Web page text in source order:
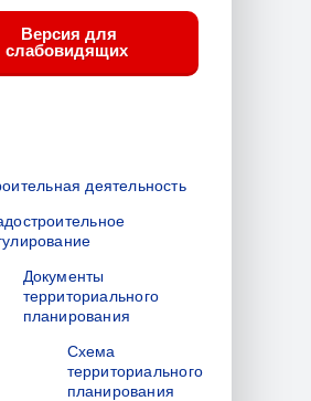
Версия для
слабовидящих
деятельность
Документы
территориального
планирования
Схема
территориального
планирования